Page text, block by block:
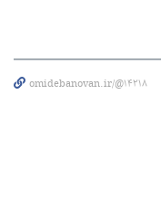
omidebanovan.ir/@14218